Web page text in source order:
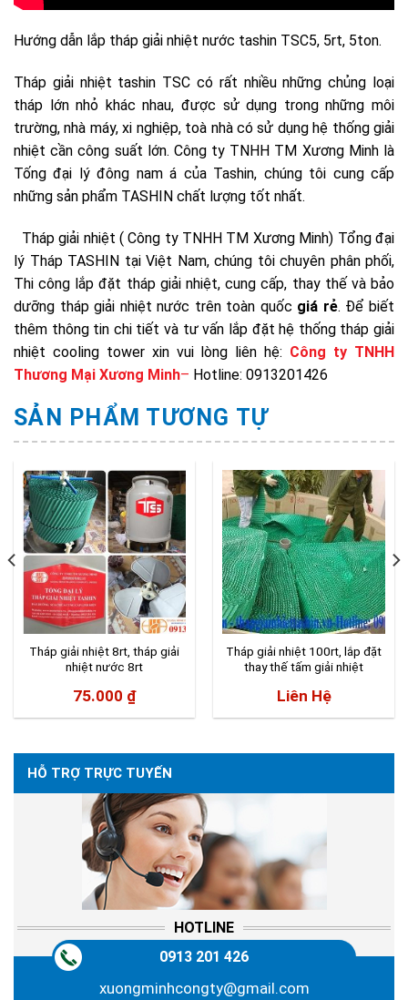
HỖ TRỢ TRỰC TUYẾN
HOTLINE
0913 201 426
xuongminhcongty@gmail.com
Hướng dẫn lắp tháp giải nhiệt nước tashin TSC5, 5rt, 5ton.
Tháp giải nhiệt tashin TSC có rất nhiều những chủng loại
tháp lớn nhỏ khác nhau, được sử dụng trong những môi
trường, nhà máy, xi nghiệp, toà nhà có sử dụng hệ thống giải
nhiệt cần công suất lớn. Công ty TNHH TM Xương Minh là
Tống đại lý đông nam á của Tashin, chúng tôi cung cấp
những sản phẩm TASHIN chất lượng tốt nhất.
Tháp giải nhiệt ( Công ty TNHH TM Xương Minh) Tổng đại
lý Tháp TASHIN tại Việt Nam, chúng tôi chuyên phân phối,
Thi công lắp đặt tháp giải nhiệt, cung cấp, thay thế và bảo
dưỡng tháp giải nhiệt nước trên toàn quốc giá rẻ. Để biết
thêm thông tin chi tiết và tư vấn lắp đặt hệ thống tháp giải
nhiệt cooling tower xin vui lòng liên hệ: Công ty TNHH
Thương Mại Xương Minh– Hotline: 0913201426
SẢN PHẨM TƯƠNG TỰ
Tháp giải nhiệt 8rt, tháp giải
nhiệt nước 8rt
75.000 ₫
Tháp giải nhiệt 100rt, lắp đặt
thay thế tấm giải nhiệt
Liên Hệ